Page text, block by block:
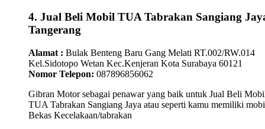
4. Jual Beli Mobil TUA Tabrakan Sangiang
Tangerang
Alamat : Bulak Benteng Baru Gang Melati RT.002/RW.014
Kel.Sidotopo Wetan Kec.Kenjeran Kota Surabaya 60121
Nomor Telepon: 087896856062
Gibran Motor sebagai penawar yang baik untuk Jual Beli
TUA Tabrakan Sangiang Jaya atau seperti kamu memiliki
Bekas Kecelakaan/tabrakan